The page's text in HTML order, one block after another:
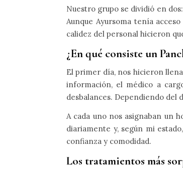
Nuestro grupo se dividió en
Aunque Ayursoma tenía
calidez del personal hicieron
¿En qué consiste un
El primer día, nos hicieron
información, el médico a
desbalances. Dependiendo del
A cada uno nos asignaban un
diariamente y, según mi
confianza y comodidad.
Los tratamientos más